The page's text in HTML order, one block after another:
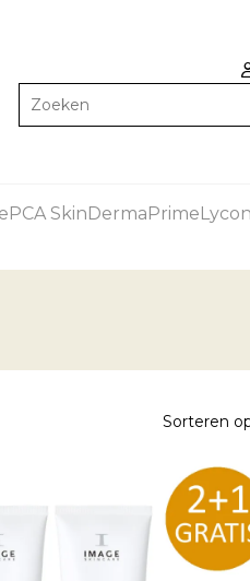
Zoeken
PCA SkinDermaPrimeLycon
Sorteren